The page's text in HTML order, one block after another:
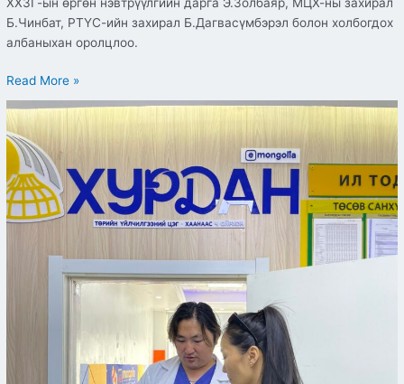
Б.Чинбат, РТҮС-ийн захирал Б.Дагвасүмбэрэл болон холбогдох
албаныхан оролцлоо.
Read More »
Цахим
шилжилт
хийх
бэлэн
байдал,
цахим
шилжилтийн
хэрэгжүүлсэн